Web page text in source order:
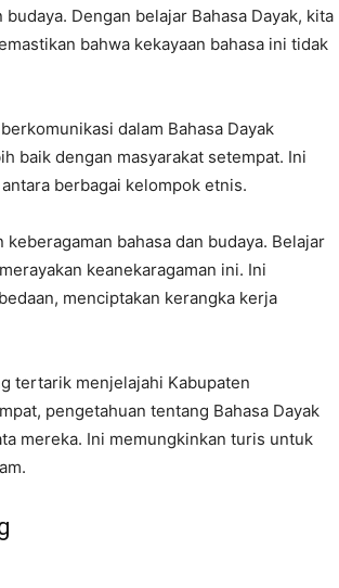
Dengan belajar Bahasa Dayak, kita
bahwa kekayaan bahasa ini tidak
dalam Bahasa Dayak
baik dengan masyarakat setempat. Ini
berbagai kelompok etnis.
keberagaman bahasa dan budaya. Belajar
keanekaragaman ini. Ini
menciptakan kerangka kerja
tertarik menjelajahi Kabupaten
pengetahuan tentang Bahasa Dayak
mereka. Ini memungkinkan turis untuk